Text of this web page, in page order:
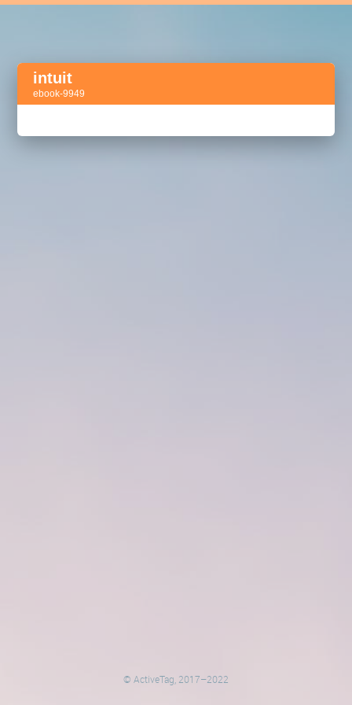
intuit
ebook-9949
Активный тегакселератор сделок
© ActiveTag, 2017–2022